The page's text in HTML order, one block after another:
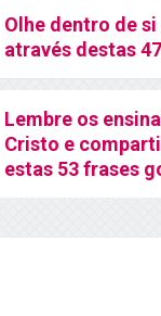
Olhe dentro de
através destas
Lembre os
Cristo e
estas 53 frases